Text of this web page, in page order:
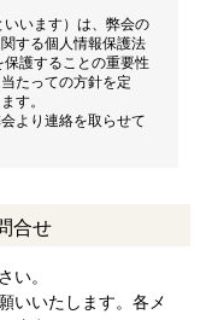
います）は、弊会の
する個人情報保護法
護することの重要性
たっての方針を定
す。
より連絡を取らせて
合せ
い。
いいたします。各メ